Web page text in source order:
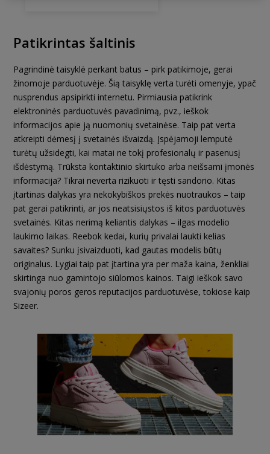
Patikrintas šaltinis
Pagrindinė taisyklė perkant batus – pirk patikimoje, gerai
žinomoje parduotuvėje. Šią taisyklę verta turėti omenyje, ypač
nusprendus apsipirkti internetu. Pirmiausia patikrink
elektroninės parduotuvės pavadinimą, pvz., ieškok
informacijos apie ją nuomonių svetainėse. Taip pat verta
atkreipti dėmesį į svetainės išvaizdą. Įspėjamoji lemputė
turėtų užsidegti, kai matai ne tokį profesionalų ir pasenusį
išdėstymą. Trūksta kontaktinio skirtuko arba neišsami įmonės
informacija? Tikrai neverta rizikuoti ir tęsti sandorio. Kitas
įtartinas dalykas yra nekokybiškos prekės nuotraukos – taip
pat gerai patikrinti, ar jos neatsisiųstos iš kitos parduotuvės
svetainės. Kitas nerimą keliantis dalykas – ilgas modelio
laukimo laikas. Reebok kedai, kurių privalai laukti kelias
savaites? Sunku įsivaizduoti, kad gautas modelis būtų
originalus. Lygiai taip pat įtartina yra per maža kaina, ženkliai
skirtinga nuo gamintojo siūlomos kainos. Taigi ieškok savo
svajonių poros geros reputacijos parduotuvėse, tokiose kaip
Sizeer.